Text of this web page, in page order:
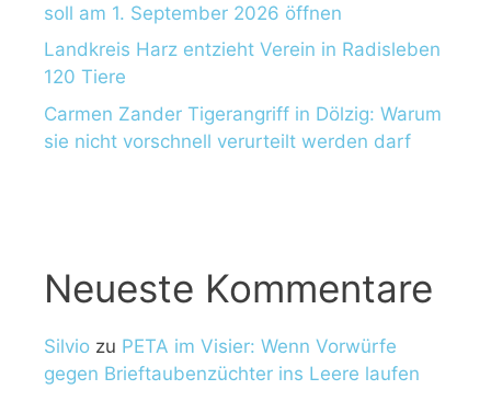
soll am 1. September 2026 öffnen
Landkreis Harz entzieht Verein in Radisleben
120 Tiere
Carmen Zander Tigerangriff in Dölzig: Warum
sie nicht vorschnell verurteilt werden darf
Neueste Kommentare
Silvio zu PETA im Visier: Wenn Vorwürfe
gegen Brieftaubenzüchter ins Leere laufen